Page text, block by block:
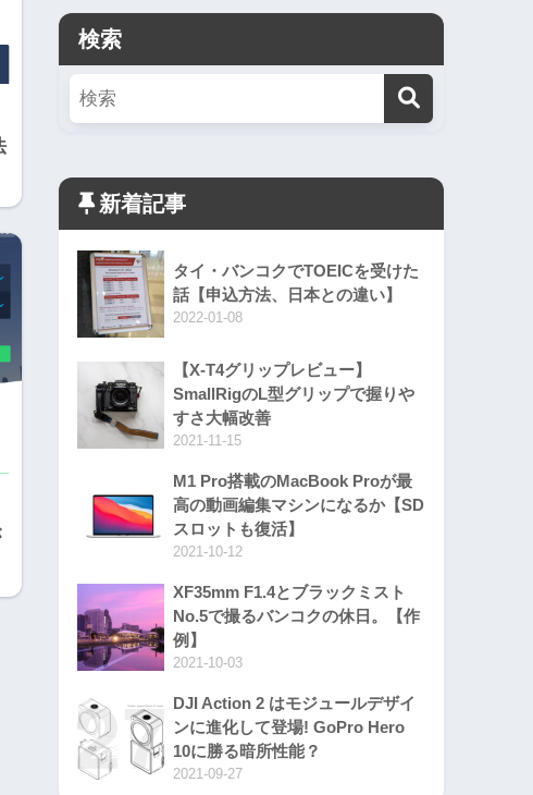
検索
新着記事
タイ・バンコクでTOEICを受けた
話【申込方法、日本との違い】
2022-01-08
【X-T4グリップレビュー】
SmallRigのL型グリップで握りや
すさ大幅改善
2021-11-15
M1 Pro搭載のMacBook Proが最
高の動画編集マシンになるか【SD
スロットも復活】
2021-10-12
XF35mm F1.4とブラックミスト
No.5で撮るバンコクの休日。【作
例】
2021-10-03
DJI Action 2 はモジュールデザイ
ンに進化して登場! GoPro Hero
10に勝る暗所性能？
2021-09-27